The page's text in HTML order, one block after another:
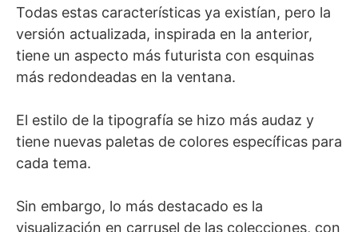
Todas estas características ya existían, pero la
versión actualizada, inspirada en la anterior,
tiene un aspecto más futurista con esquinas
más redondeadas en la ventana.
El estilo de la tipografía se hizo más audaz y
tiene nuevas paletas de colores específicas para
cada tema.
Sin embargo, lo más destacado es la
visualización en carrusel de las colecciones, con